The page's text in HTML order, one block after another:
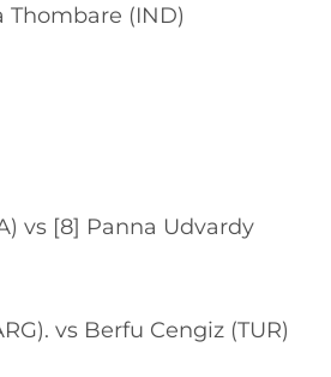
Thombare (IND)
vs [8] Panna Udvardy
vs Berfu Cengiz (TUR)